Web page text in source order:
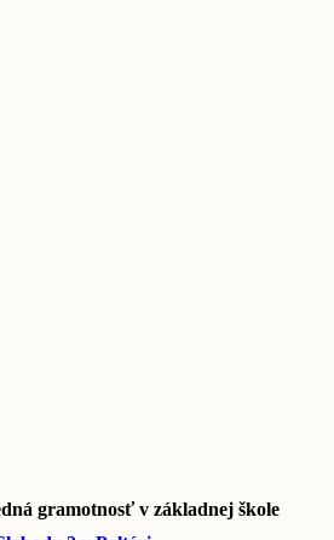
gramotnosť v základnej škole